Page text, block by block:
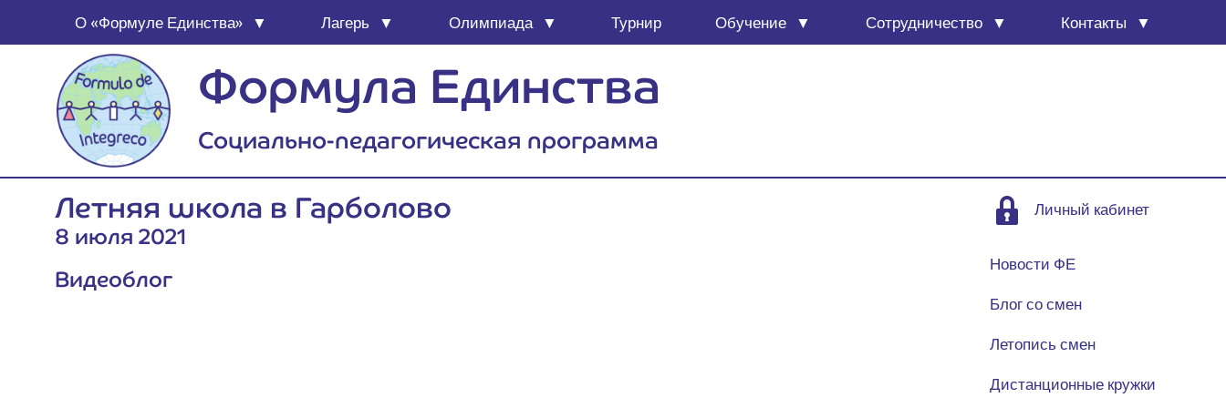
О «Фор­му­ле Единства» Лагерь Олим­пи­а­да Тур­нир Обу­че­ние Сотруд­ни­че­ство Кон­так­ты
Формула Единства
Социально-педагогическая программа
Лет­няя шко­ла в Гарболово
8 июля 2021
Виде­об­лог
Личный кабинет
Новости ФЕ
Блог со смен
Летопись смен
Дистанционные кружки